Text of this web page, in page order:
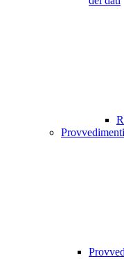
Provvedimenti